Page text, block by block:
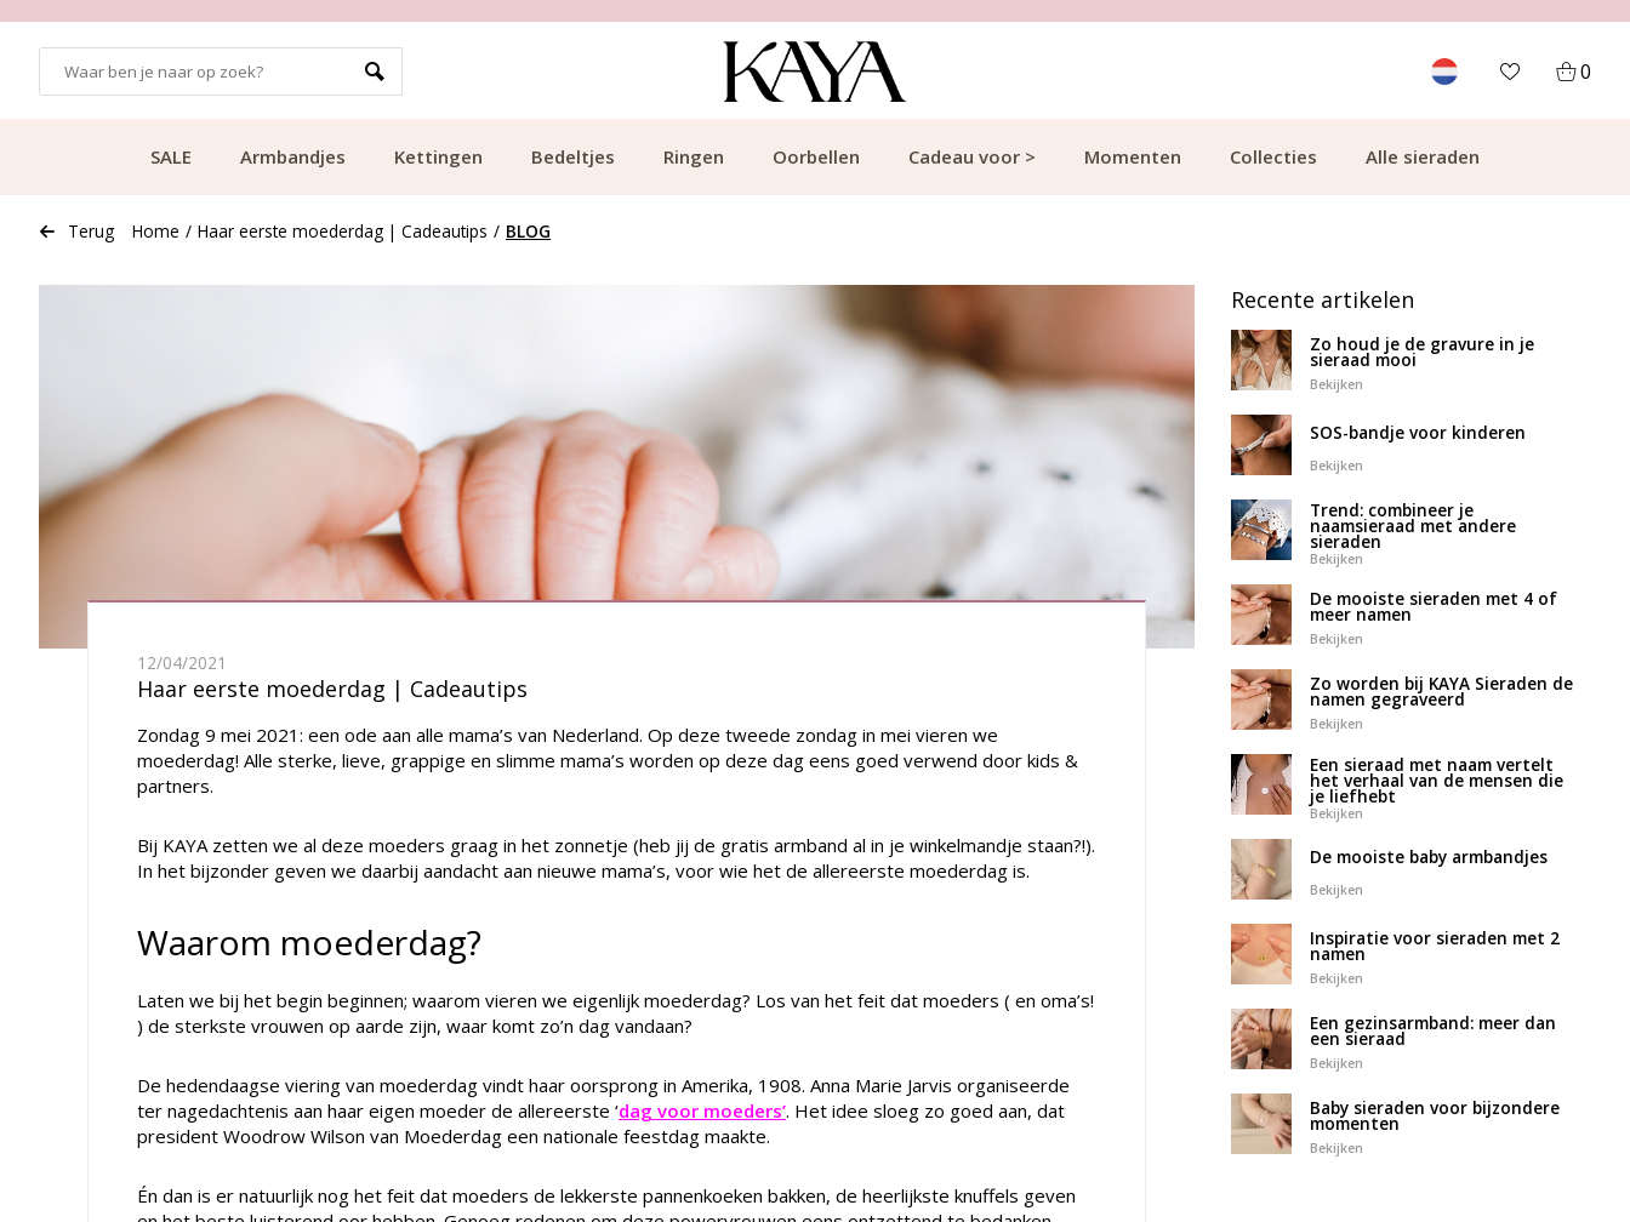
0
SALE Armbandjes Kettingen Bedeltjes Ringen Oorbellen Cadeau voor > Momenten Collecties Alle sieraden
Terug Home / Haar eerste moederdag | Cadeautips / BLOG
12/04/2021
Haar eerste moederdag | Cadeautips
Zondag 9 mei 2021: een ode aan alle mama’s van Nederland. Op deze tweede zondag in mei vieren we
moederdag! Alle sterke, lieve, grappige en slimme mama’s worden op deze dag eens goed verwend door kids &
partners.
Bij KAYA zetten we al deze moeders graag in het zonnetje (heb jij de gratis armband al in je winkelmandje staan?!).
In het bijzonder geven we daarbij aandacht aan nieuwe mama’s, voor wie het de allereerste moederdag is.
Waarom moederdag?
Laten we bij het begin beginnen; waarom vieren we eigenlijk moederdag? Los van het feit dat moeders ( en oma’s!
) de sterkste vrouwen op aarde zijn, waar komt zo’n dag vandaan?
De hedendaagse viering van moederdag vindt haar oorsprong in Amerika, 1908. Anna Marie Jarvis organiseerde
ter nagedachtenis aan haar eigen moeder de allereerste ‘dag voor moeders’. Het idee sloeg zo goed aan, dat
president Woodrow Wilson van Moederdag een nationale feestdag maakte.
Én dan is er natuurlijk nog het feit dat moeders de lekkerste pannenkoeken bakken, de heerlijkste knuffels geven
Recente artikelen
Zo houd je de gravure in je
sieraad mooi
Bekijken
SOS-bandje voor kinderen
Bekijken
Trend: combineer je
naamsieraad met andere
sieraden
Bekijken
De mooiste sieraden met 4 of
meer namen
Bekijken
Zo worden bij KAYA Sieraden de
namen gegraveerd
Bekijken
Een sieraad met naam vertelt
het verhaal van de mensen die
je liefhebt
Bekijken
De mooiste baby armbandjes
Bekijken
Inspiratie voor sieraden met 2
namen
Bekijken
Een gezinsarmband: meer dan
een sieraad
Bekijken
Baby sieraden voor bijzondere
momenten
Bekijken